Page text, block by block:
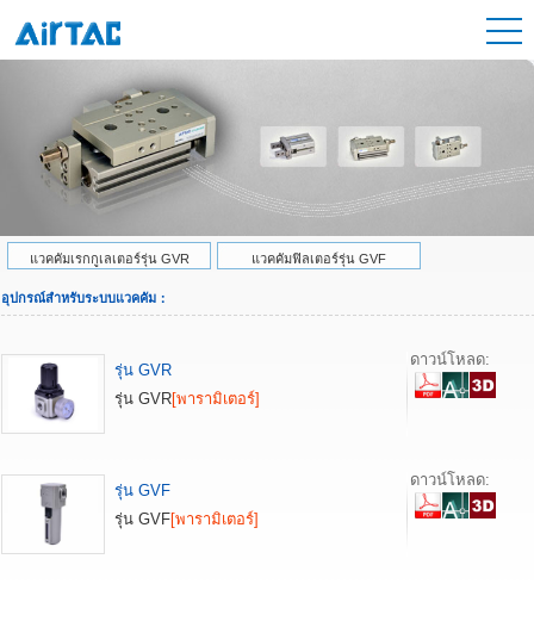
แวคคัมเรกกูเลเตอร์รุ่น GVR แวคคัมฟิลเตอร์รุ่น GVF
อุปกรณ์สำหรับระบบแวคคัม：
รุ่น GVR
รุ่น GVR[พารามิเตอร์]
ดาวน์โหลด:
รุ่น GVF
รุ่น GVF[พารามิเตอร์]
ดาวน์โหลด: